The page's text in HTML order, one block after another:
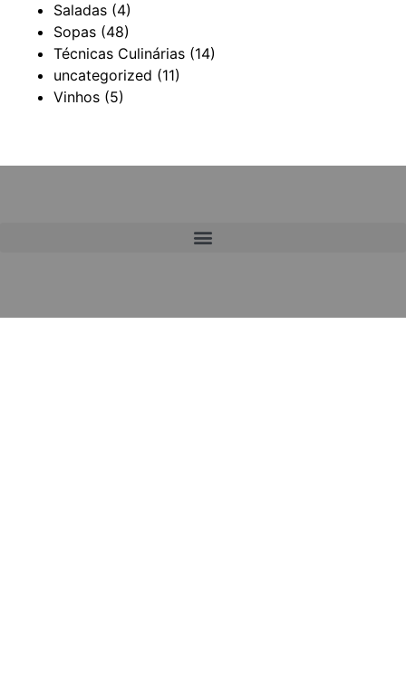
Saladas (4)
Sopas (48)
Técnicas Culinárias (14)
uncategorized (11)
Vinhos (5)